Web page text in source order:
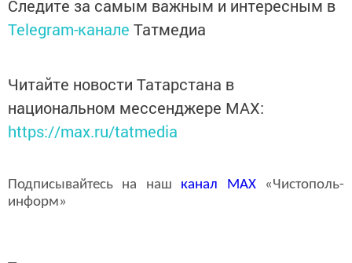
Следите за самым важным и интересным в
Telegram-канале Татмедиа
Читайте новости Татарстана в
национальном мессенджере MАХ:
https://max.ru/tatmedia
Подписывайтесь на наш канал MAX«Чистополь-
информ»